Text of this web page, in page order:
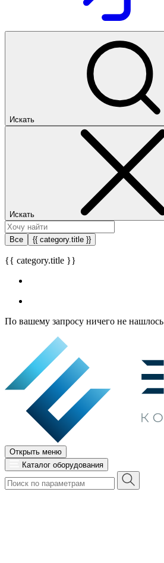
Искать
Искать
Все {{ category.title }}
{{ category.title }}
По вашему запросу ничего не нашлось
Открыть меню
Каталог оборудования